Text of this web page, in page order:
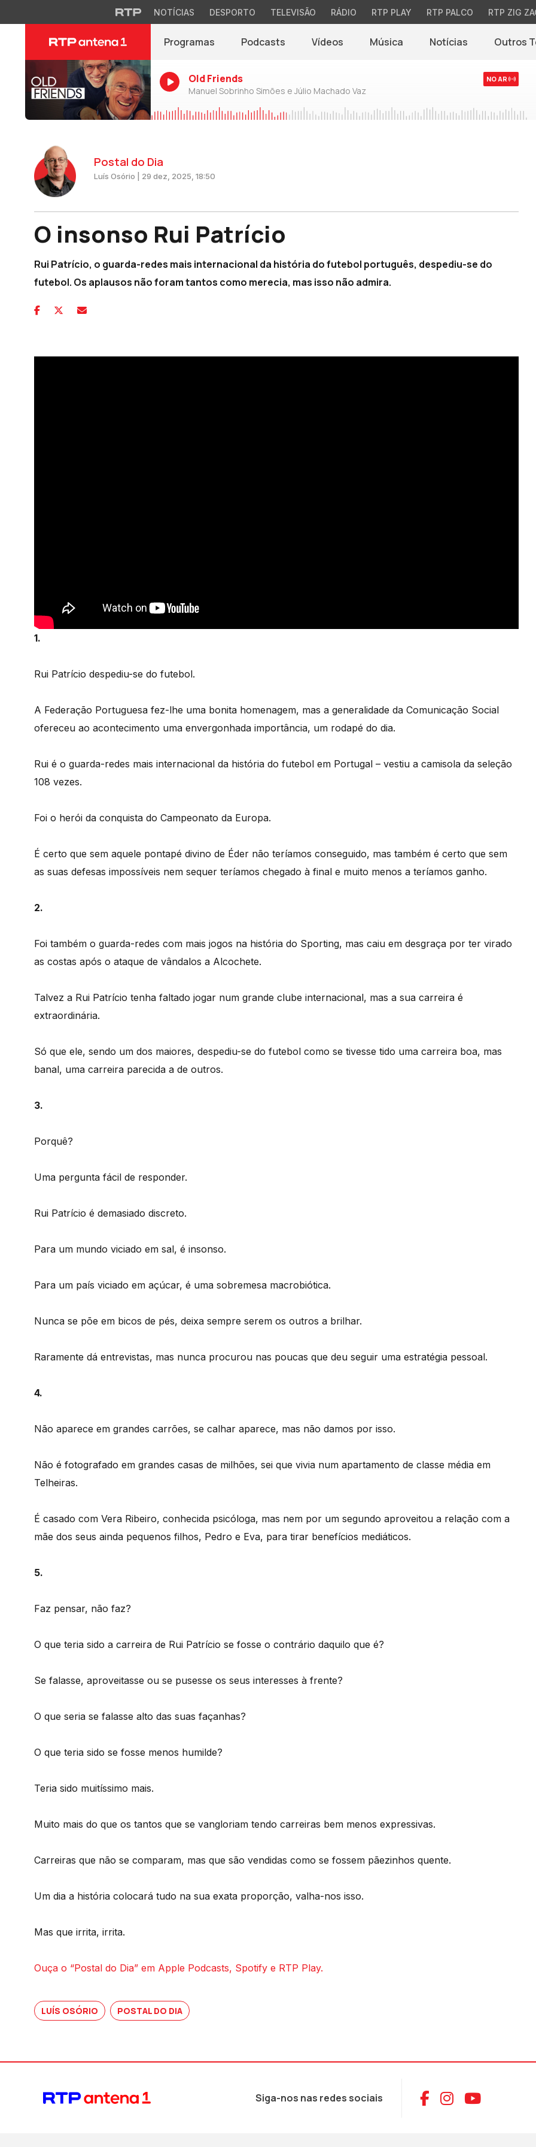
NOTÍCIAS DESPORTO TELEVISÃO RÁDIO RTP PLAY RTP PALCO RTP ZIG
Programas Podcasts Vídeos Música Notícias(abre em nova
Outros
Old Friends
Manuel Sobrinho Simões e Júlio Machado Vaz
NO AR
Postal do Dia
Luís Osório | 29 dez, 2025, 18:50
O insonso Rui Patrício
Rui Patrício, o guarda-redes mais internacional da história do futebol português, despediu-se do
futebol. Os aplausos não foram tantos como merecia, mas isso não admira.
1.
Rui Patrício despediu-se do futebol.
A Federação Portuguesa fez-lhe uma bonita homenagem, mas a generalidade da Comunicação Social
ofereceu ao acontecimento uma envergonhada importância, um rodapé do dia.
Rui é o guarda-redes mais internacional da história do futebol em Portugal – vestiu a camisola da seleção
108 vezes.
Foi o herói da conquista do Campeonato da Europa.
É certo que sem aquele pontapé divino de Éder não teríamos conseguido, mas também é certo que sem
as suas defesas impossíveis nem sequer teríamos chegado à final e muito menos a teríamos ganho.
2.
Foi também o guarda-redes com mais jogos na história do Sporting, mas caiu em desgraça por ter virado
as costas após o ataque de vândalos a Alcochete.
Talvez a Rui Patrício tenha faltado jogar num grande clube internacional, mas a sua carreira é
extraordinária.
Só que ele, sendo um dos maiores, despediu-se do futebol como se tivesse tido uma carreira boa, mas
banal, uma carreira parecida a de outros.
3.
Porquê?
Uma pergunta fácil de responder.
Rui Patrício é demasiado discreto.
Para um mundo viciado em sal, é insonso.
Para um país viciado em açúcar, é uma sobremesa macrobiótica.
Nunca se põe em bicos de pés, deixa sempre serem os outros a brilhar.
Raramente dá entrevistas, mas nunca procurou nas poucas que deu seguir uma estratégia pessoal.
4.
Não aparece em grandes carrões, se calhar aparece, mas não damos por isso.
Não é fotografado em grandes casas de milhões, sei que vivia num apartamento de classe média em
Telheiras.
É casado com Vera Ribeiro, conhecida psicóloga, mas nem por um segundo aproveitou a relação com a
mãe dos seus ainda pequenos filhos, Pedro e Eva, para tirar benefícios mediáticos.
5.
Faz pensar, não faz?
O que teria sido a carreira de Rui Patrício se fosse o contrário daquilo que é?
Se falasse, aproveitasse ou se pusesse os seus interesses à frente?
O que seria se falasse alto das suas façanhas?
O que teria sido se fosse menos humilde?
Teria sido muitíssimo mais.
Muito mais do que os tantos que se vangloriam tendo carreiras bem menos expressivas.
Carreiras que não se comparam, mas que são vendidas como se fossem pãezinhos quente.
Um dia a história colocará tudo na sua exata proporção, valha-nos isso.
Mas que irrita, irrita.
Ouça o “Postal do Dia” em Apple Podcasts, Spotify e RTP Play.
LUÍS OSÓRIO POSTAL DO DIA
Siga-nos nas redes sociais Aceder ao
Aceder ao
Aceder